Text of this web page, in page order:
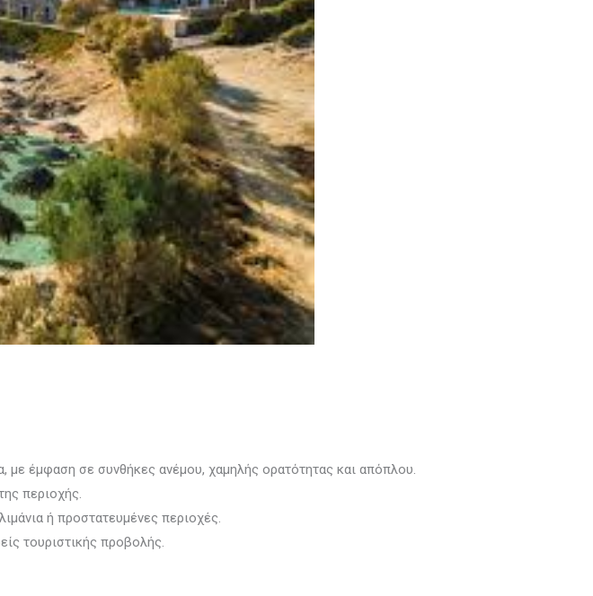
έμφαση σε συνθήκες ανέμου, χαμηλής ορατότητας και απόπλου.
περιοχής.
ή προστατευμένες περιοχές.
τουριστικής προβολής.